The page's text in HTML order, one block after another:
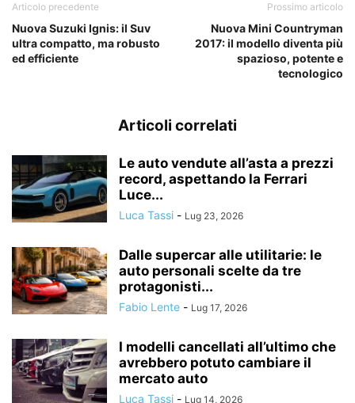
Articolo precedente
Nuova Suzuki Ignis: il Suv
ultra compatto, ma robusto
ed efficiente
Prossimo articolo
Nuova Mini Countryman
2017: il modello diventa più
spazioso, potente e
tecnologico
Articoli correlati
Le auto vendute all’asta a prezzi
record, aspettando la Ferrari
Luce...
Luca Tassi - Lug 23, 2026
Dalle supercar alle utilitarie: le
auto personali scelte da tre
protagonisti...
Fabio Lente - Lug 17, 2026
I modelli cancellati all’ultimo che
avrebbero potuto cambiare il
mercato auto
Luca Tassi - Lug 14, 2026